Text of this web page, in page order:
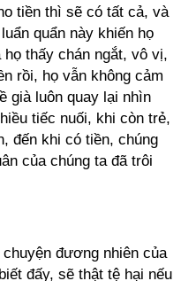
tiền thì sẽ có tất cả, và
quẩn này khiến họ
thấy chán ngắt, vô vị,
rồi, họ vẫn không cảm
già luôn quay lại nhìn
tiếc nuối, khi còn trẻ,
đến khi có tiền, chúng
của chúng ta đã trôi
đương nhiên của
đấy, sẽ thật tệ hại nếu